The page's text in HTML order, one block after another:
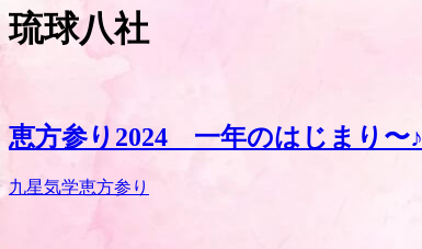
琉球八社
恵方参り2024 一年のはじまり〜♪
九星気学恵方参り